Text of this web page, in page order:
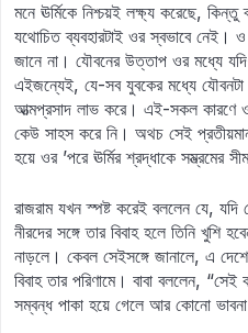
মনে ঊর্মিকে নিশ্চয়ই লক্ষ্য করেছে, কিন্তু
যথোচিত ব্যবহারটাই ওর স্বভাবে
জানে না। যৌবনের উত্তাপ ওর মধ্যে
এইজন্যেই, যে-সব যুবকের মধ্যে যৌবনটা
আত্মপ্রসাদ লাভ করে। এই-সকল কারণে
কেউ সাহস করে নি। অথচ সেই প্রতীয়মান
হয়ে ওর ’পরে ঊর্মির শ্রদ্ধাকে সম্ভ্রমের
রাজরাম যখন স্পষ্ট করেই বললেন যে, যদি
নীরদের সঙ্গে তার বিবাহ হলে তিনি খুশি
নাড়লে। কেবল সেইসঙ্গে জানালে, এ
বিবাহ তার পরিণামে। বাবা বললেন,
সম্বন্ধ পাকা হয়ে গেলে আর কোনো